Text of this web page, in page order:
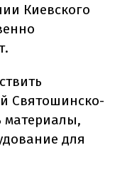
Киевского
Святошинско-
материалы,
для